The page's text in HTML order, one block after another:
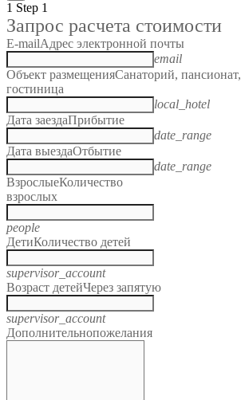
1 Step 1
Запрос расчета стоимости
E-mailАдрес электронной почты
email
Объект размещенияСанаторий, пансионат,
гостиница
local_hotel
Дата заездаПрибытие
date_range
Дата выездаОтбытие
date_range
ВзрослыеКоличество
взрослых
people
ДетиКоличество детей
supervisor_account
Возраст детейЧерез запятую
supervisor_account
Дополнительнопожелания